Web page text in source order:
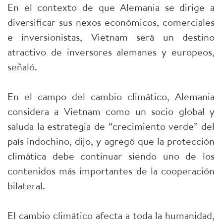
En el contexto de que Alemania se dirige a
diversificar sus nexos económicos, comerciales
e inversionistas, Vietnam será un destino
atractivo de inversores alemanes y europeos,
señaló.
En el campo del cambio climático, Alemania
considera a Vietnam como un socio global y
saluda la estrategia de “crecimiento verde” del
país indochino, dijo, y agregó que la protección
climática debe continuar siendo uno de los
contenidos más importantes de la cooperación
bilateral.
El cambio climático afecta a toda la humanidad,